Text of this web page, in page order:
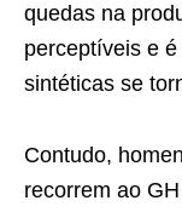
quedas na
perceptíveis e
sintéticas se
Contudo,
recorrem ao